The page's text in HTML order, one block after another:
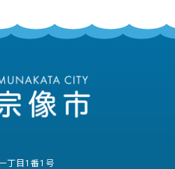
丁目1番1号